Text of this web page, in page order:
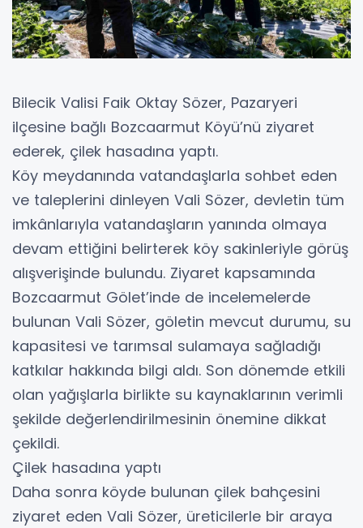
Bilecik Valisi Faik Oktay Sözer, Pazaryeri
ilçesine bağlı Bozcaarmut Köyü’nü ziyaret
ederek, çilek hasadına yaptı.
Köy meydanında vatandaşlarla sohbet eden
ve taleplerini dinleyen Vali Sözer, devletin tüm
imkânlarıyla vatandaşların yanında olmaya
devam ettiğini belirterek köy sakinleriyle görüş
alışverişinde bulundu. Ziyaret kapsamında
Bozcaarmut Gölet’inde de incelemelerde
bulunan Vali Sözer, göletin mevcut durumu, su
kapasitesi ve tarımsal sulamaya sağladığı
katkılar hakkında bilgi aldı. Son dönemde etkili
olan yağışlarla birlikte su kaynaklarının verimli
şekilde değerlendirilmesinin önemine dikkat
çekildi.
Çilek hasadına yaptı
Daha sonra köyde bulunan çilek bahçesini
ziyaret eden Vali Sözer, üreticilerle bir araya